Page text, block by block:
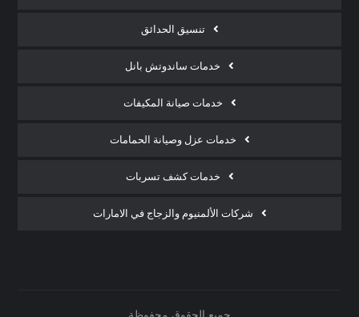
تنسيق الحدائق
خدمات ساندوتش بانل
خدمات صيانة المكيفات
خدمات عزل وصيانة الحمامات
خدمات كشف تسربات
شركات الألمنيوم والزجاج في الامارات